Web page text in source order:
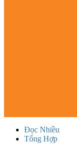
Đọc Nhiều
Tổng Hợp